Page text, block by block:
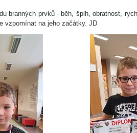
branných prvků - běh, šplh, obratnost,
vzpomínat na jeho začátky. JD